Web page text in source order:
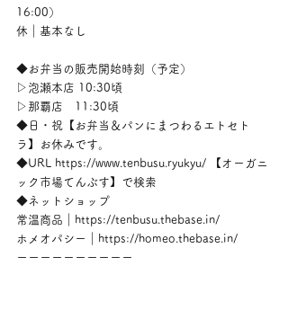
16:00）
休｜基本なし
◆お弁当の販売開始時刻（予定）
▷泡瀬本店 10:30頃
▷那覇店　11:30頃
◆日・祝【お弁当＆パンにまつわるエトセト
ラ】お休みです。
◆URL https://www.tenbusu.ryukyu/ 【オーガニ
ック市場てんぶす】で検索
◆ネットショップ
常温商品｜https://tenbusu.thebase.in/
ホメオパシー｜https://homeo.thebase.in/
ーーーーーーーーーー